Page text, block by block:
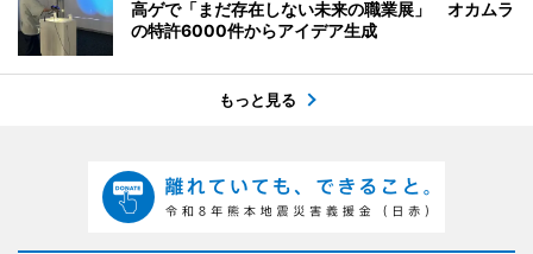
高ゲで「まだ存在しない未来の職業展」 オカムラ
の特許6000件からアイデア生成
もっと見る